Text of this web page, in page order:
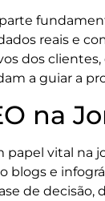
reais e
dos
a guiar a
na
vital na
e
de